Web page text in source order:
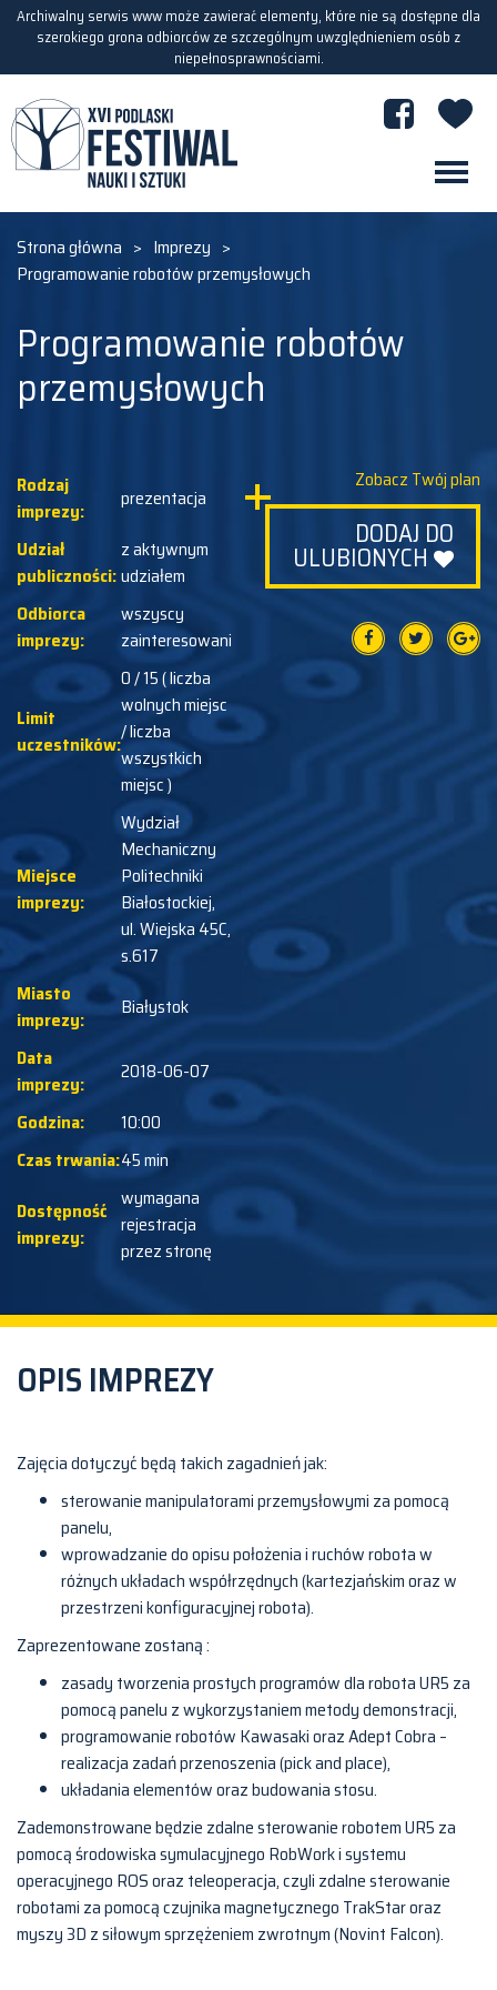
Archiwalny serwis www może zawierać elementy, które nie są dostępne dla
szerokiego grona odbiorców ze szczególnym uwzględnieniem osób z
niepełnosprawnościami.
Strona główna > Imprezy >
Programowanie robotów przemysłowych
Programowanie robotów
przemysłowych
Rodzaj
imprezy:
prezentacja
Udział
publiczności:
z aktywnym
udziałem
Odbiorca
imprezy:
wszyscy
zainteresowani
Limit
uczestników:
0 / 15 ( liczba
wolnych miejsc
/ liczba
wszystkich
miejsc )
Miejsce
imprezy:
Wydział
Mechaniczny
Politechniki
Białostockiej,
ul. Wiejska 45C,
s.617
Miasto
imprezy:
Białystok
Data
imprezy:
2018-06-07
Godzina:
10:00
Czas trwania:45 min
Dostępność
imprezy:
wymagana
rejestracja
przez stronę
Zobacz Twój plan
DODAJ DO
ULUBIONYCH
OPIS IMPREZY
Zajęcia dotyczyć będą takich zagadnień jak:
sterowanie manipulatorami przemysłowymi za pomocą
panelu,
wprowadzanie do opisu położenia i ruchów robota w
różnych układach współrzędnych (kartezjańskim oraz w
przestrzeni konfiguracyjnej robota).
Zaprezentowane zostaną :
zasady tworzenia prostych programów dla robota UR5 za
pomocą panelu z wykorzystaniem metody demonstracji,
programowanie robotów Kawasaki oraz Adept Cobra –
realizacja zadań przenoszenia (pick and place),
układania elementów oraz budowania stosu.
Zademonstrowane będzie zdalne sterowanie robotem UR5 za
pomocą środowiska symulacyjnego RobWork i systemu
operacyjnego ROS oraz teleoperacja, czyli zdalne sterowanie
robotami za pomocą czujnika magnetycznego TrakStar oraz
myszy 3D z siłowym sprzężeniem zwrotnym (Novint Falcon).